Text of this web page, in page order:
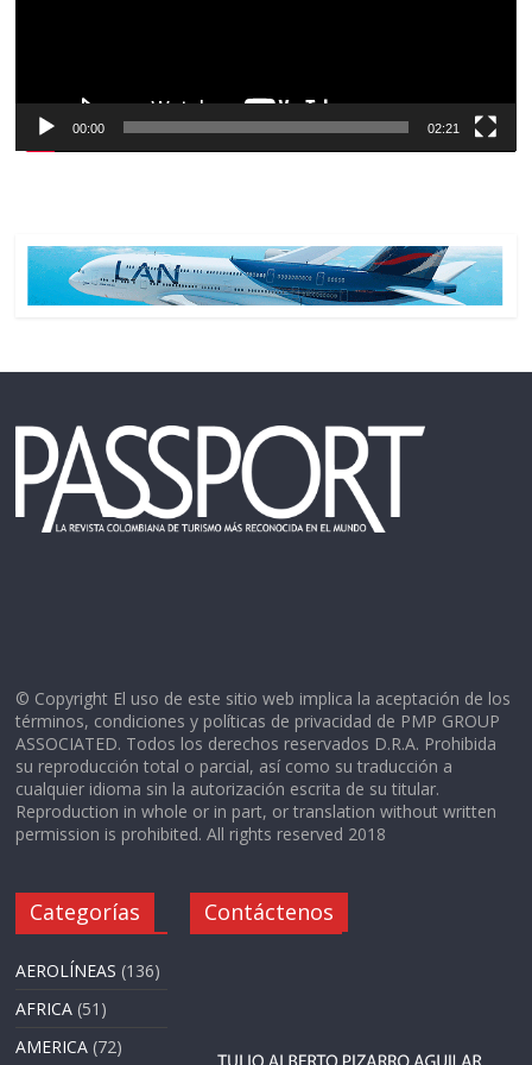
00:00 02:21
© Copyright El uso de este sitio web implica la aceptación de los
términos, condiciones y políticas de privacidad de PMP GROUP
ASSOCIATED. Todos los derechos reservados D.R.A. Prohibida
su reproducción total o parcial, así como su traducción a
cualquier idioma sin la autorización escrita de su titular.
Reproduction in whole or in part, or translation without written
permission is prohibited. All rights reserved 2018
Categorías
AEROLÍNEAS (136)
AFRICA (51)
AMERICA (72)
Contáctenos